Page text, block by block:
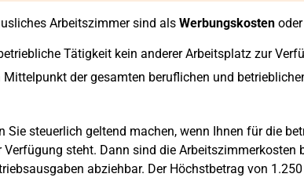
Arbeitszimmer sind als Werbungskostenoder
Tätigkeit kein anderer Arbeitsplatz zur
der gesamten beruflichen und
Sie steuerlich geltend machen, wenn Ihnen für die
Verfügung steht. Dann sind die Arbeitszimmerkosten
abziehbar. Der Höchstbetrag von